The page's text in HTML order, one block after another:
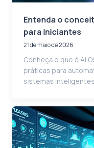
Entenda o
para iniciantes
21 de maio de 2026
Conheça o que é AI
práticas para
sistemas